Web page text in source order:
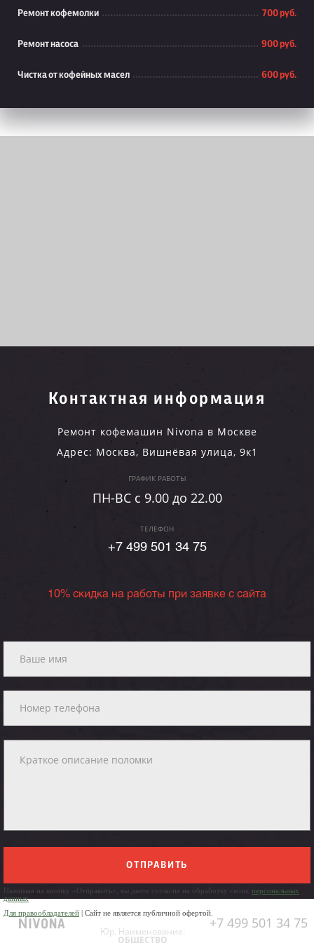
Ремонт кофемолки 700 руб.
Ремонт насоса 900 руб.
Чистка от кофейных масел 600 руб.
Контактная информация
Ремонт кофемашин Nivona в Москве
Адрес: Москва, Вишнёвая улица, 9к1
ГРАФИК РАБОТЫ
ПН-ВC c 9.00 до 22.00
ТЕЛЕФОН
+7 499 501 34 75
10% скидка на работы при заявке с сайта
ОТПРАВИТЬ
Нажимая на кнопку «Отправить», вы даете согласие на обработку своих персональных
данных
Для правообладателей | Сайт не является публичной офертой.
+7 499 501 34 75
Юр. Наименование:
ОБЩЕСТВО